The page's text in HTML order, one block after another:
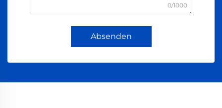
0/1000
Absenden